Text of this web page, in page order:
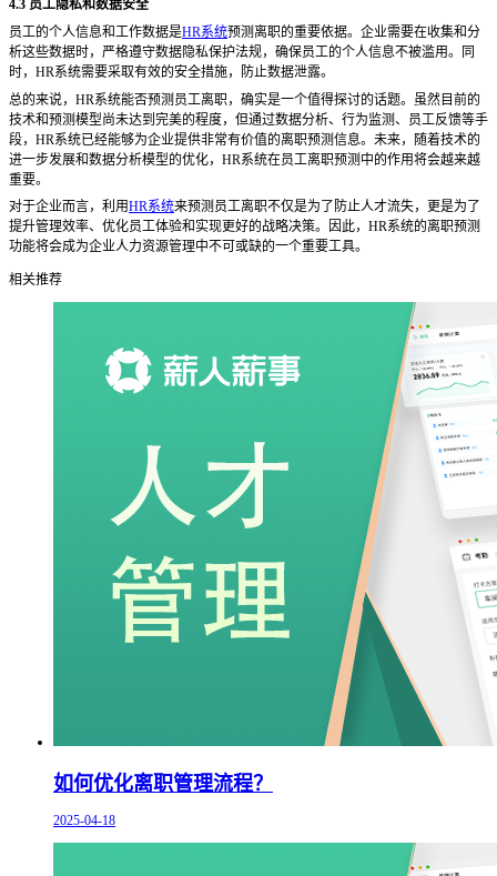
4.3 员工隐私和数据安全
员工的个人信息和工作数据是HR系统预测离职的重要依据。企业需要在收集和分
析这些数据时，严格遵守数据隐私保护法规，确保员工的个人信息不被滥用。同
时，HR系统需要采取有效的安全措施，防止数据泄露。
总的来说， HR系统能否预测员工离职，确实是一个值得探讨的话题。虽然目前的
技术和预测模型尚未达到完美的程度，但通过数据分析、行为监测、员工反馈等手
段，HR系统已经能够为企业提供非常有价值的离职预测信息。未来，随着技术的
进一步发展和数据分析模型的优化，HR系统在员工离职预测中的作用将会越来越
重要。
对于企业而言，利用HR系统来预测员工离职不仅是为了防止人才流失，更是为了
提升管理效率、优化员工体验和实现更好的战略决策。因此，HR系统的离职预测
功能将会成为企业人力资源管理中不可或缺的一个重要工具。
相关推荐
如何优化离职管理流程？
2025-04-18